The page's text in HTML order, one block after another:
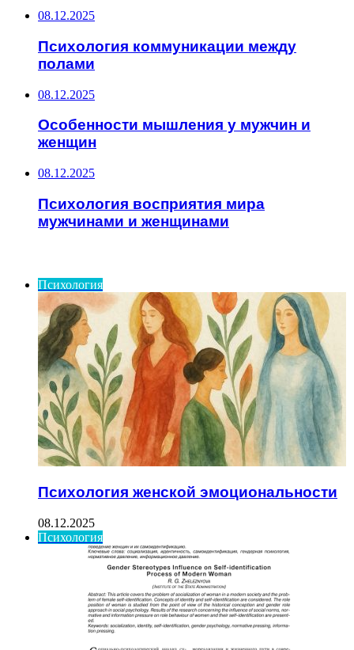
08.12.2025
Психология коммуникации между
полами
08.12.2025
Особенности мышления у мужчин и
женщин
08.12.2025
Психология восприятия мира
мужчинами и женщинами
Психология
Психология женской эмоциональности
08.12.2025
Психология